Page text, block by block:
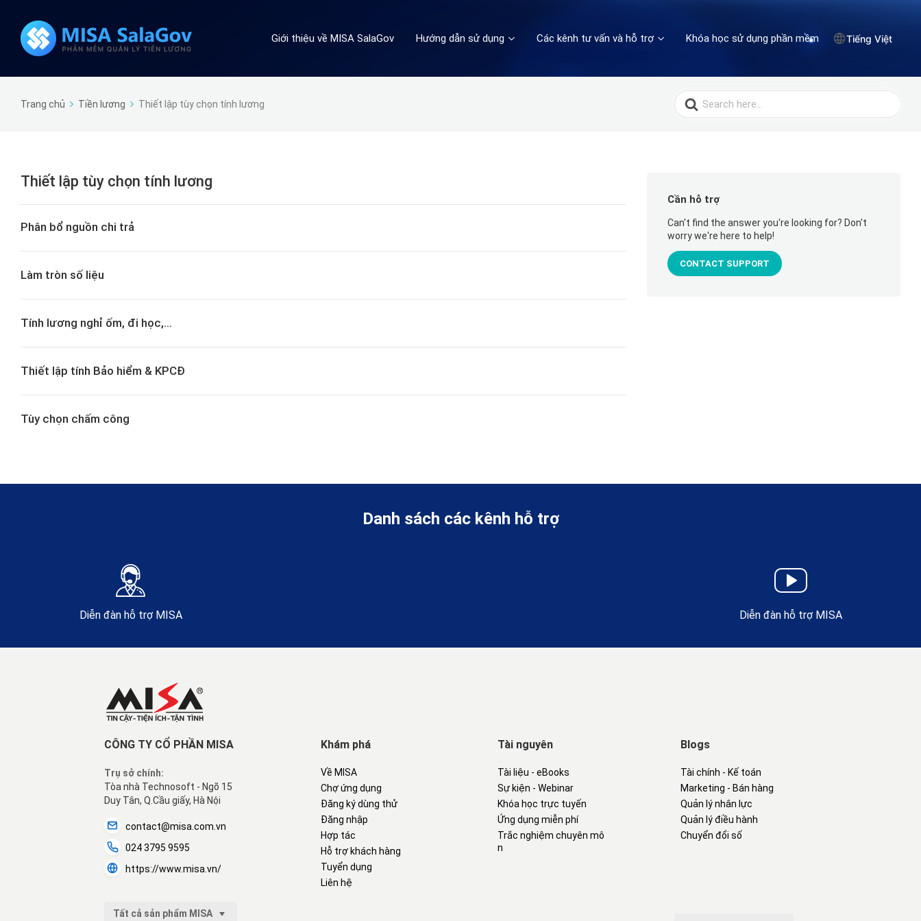
Giới thiệu về MISA SalaGov Hướng dẫn sử dụng Các kênh tư vấn và hỗ trợ Khóa học sử dụng phần mềm Tiếng Việt
Trang chủ Tiền lương Thiết lập tùy chọn tính lương
Search
for:
Thiết lập tùy chọn tính lương
Phân bổ nguồn chi trả
Làm tròn số liệu
Tính lương nghỉ ốm, đi học,…
Thiết lập tính Bảo hiểm & KPCĐ
Tùy chọn chấm công
Cần hỗ trợ
Can't find the answer you're looking for? Don't
worry we're here to help!
CONTACT SUPPORT
Danh sách các kênh hỗ trợ
Diễn đàn hỗ trợ MISA Diễn đàn hỗ trợ MISA
CÔNG TY CỔ PHẦN MISA
Trụ sở chính:
Tòa nhà Technosoft - Ngõ 15
Duy Tân, Q.Cầu giấy, Hà Nội
contact@misa.com.vn
024 3795 9595
https://www.misa.vn/
Tất cả sản phẩm MISA
Khám phá
Về MISA
Chợ ứng dụng
Đăng ký dùng thử
Đăng nhập
Hợp tác
Hỗ trợ khách hàng
Tuyển dụng
Liên hệ
Tài nguyên
Tài liệu - eBooks
Sự kiện - Webinar
Khóa học trực tuyến
Ứng dụng miễn phí
Trắc nghiệm chuyên mô
n
Blogs
Tài chính - Kế toán
Marketing - Bán hàng
Quản lý nhân lực
Quản lý điều hành
Chuyển đổi số